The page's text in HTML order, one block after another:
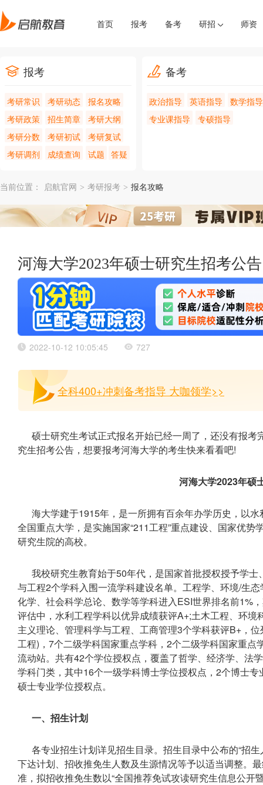
首页 报考 备考 研招 师资
报考
考研常识 考研动态
报名攻略
考研政策
招生简章
考研大纲
考研分数
考研初试
考研复试
考研调剂
成绩查询 试题 答疑
备考
政治指导 英语指导
数学指导
专业课指导
专硕指导
当前位置： 启航官网 > 考研报考 > 报名攻略
河海大学2023年硕士研究生招考公告
2022-10-12 10:05:45 727
全科400+冲刺备考指导 大咖领学>>
硕士研究生考试正式报名开始已经一周了，还没有报
究生招考公告，想要报考河海大学的考生快来看看吧!
河海大学2023年硕
海大学建于1915年，是一所拥有百余年办学历史，以
全国重点大学，是实施国家“211工程”重点建设、国家优势
研究生院的高校。
我校研究生教育始于50年代，是国家首批授权授予学
与工程2个学科入围一流学科建设名单。工程学、环境/生
化学、社会科学总论、数学等学科进入ESI世界排名前1%
评估中，水利工程学科以优异成绩获评A+;土木工程、环
主义理论、管理科学与工程、工商管理3个学科获评B+，
工程)，7个二级学科国家重点学科，2个二级学科国家重
流动站。共有42个学位授权点，覆盖了哲学、经济学、法
学科门类，其中16个一级学科博士学位授权点，2个博士
硕士专业学位授权点。
一、招生计划
各专业招生计划详见招生目录。招生目录中公布的“招
下达计划、招收推免生人数及生源情况等予以适当调整。
准，拟招收推免生数以“全国推荐免试攻读研究生信息公开